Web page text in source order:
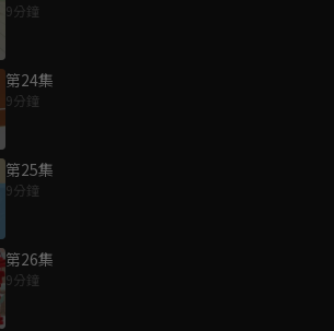
9分鐘
第24集
9分鐘
第25集
9分鐘
第26集
9分鐘